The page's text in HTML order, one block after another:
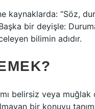
kaynaklarda: “Söz,
bir deyişle:
bilimin adıdır.
belirsiz veya
bir konuyu